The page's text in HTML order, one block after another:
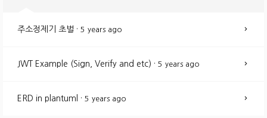
주소정제기 초벌 · 5 years ago
JWT Example (Sign, Verify and etc) · 5 years ago
ERD in plantuml · 5 years ago